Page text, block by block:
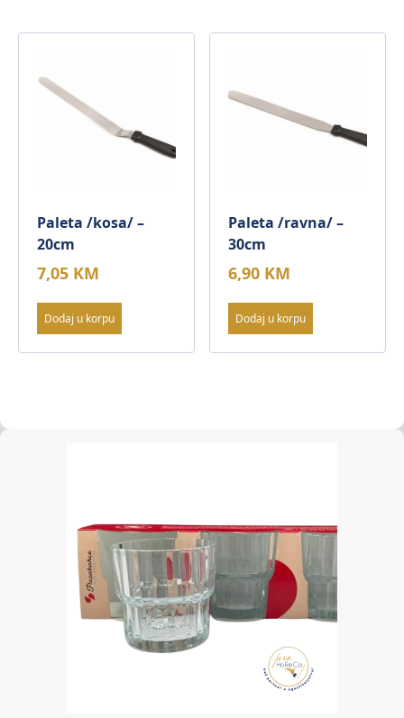
Paleta /kosa/ –
20cm
7,05 KM
Dodaj u korpu
Paleta /ravna/ –
30cm
6,90 KM
Dodaj u korpu